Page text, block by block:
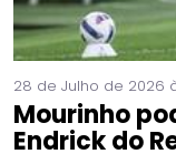
28 de Julho de 2026
Mourinho
Endrick do